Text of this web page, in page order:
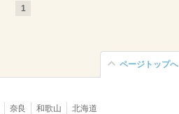
1
ページトップへ
奈良 和歌山
北海道